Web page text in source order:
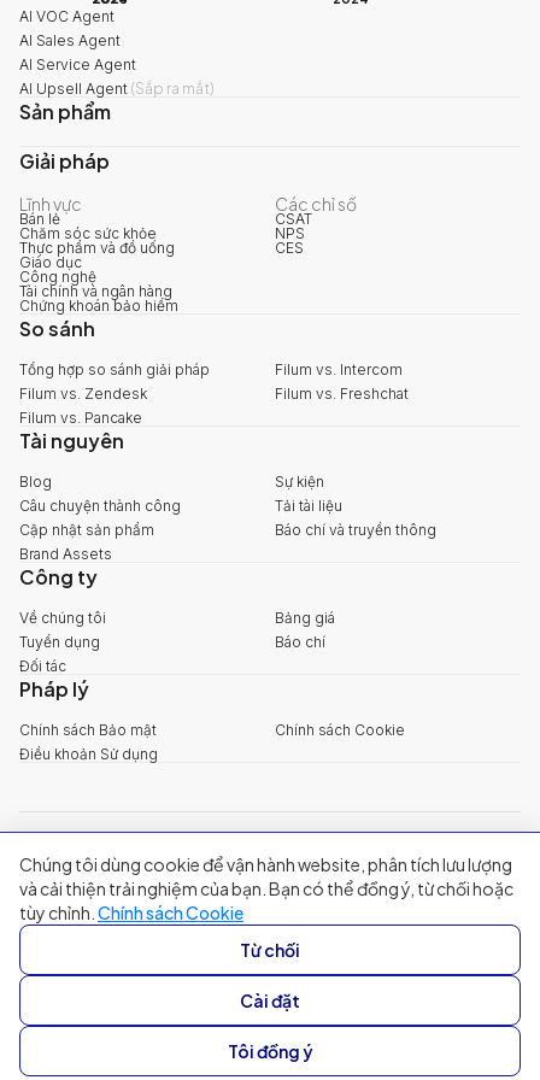
AI VOC Agent
AI Sales Agent
AI Service Agent
AI Upsell Agent (Sắp ra mắt)
Sản phẩm
Giải pháp
Lĩnh vực
Bán lẻ
Chăm sóc sức khỏe
Thực phẩm và đồ uống
Giáo dục
Công nghệ
Tài chính và ngân hàng
Chứng khoán bảo hiểm
Các chỉ số
CSAT
NPS
CES
So sánh
Tổng hợp so sánh giải pháp
Filum vs. Intercom
Filum vs. Zendesk
Filum vs. Freshchat
Filum vs. Pancake
Tài nguyên
Blog
Sự kiện
Câu chuyện thành công
Tải tài liệu
Cập nhật sản phẩm
Báo chí và truyền thông
Brand Assets
Công ty
Về chúng tôi
Bảng giá
Tuyển dụng
Báo chí
Đối tác
Pháp lý
Chính sách Bảo mật
Chính sách Cookie
Điều khoản Sử dụng
+84 888 18 1313
Trụ sở chính: Tầng 03, 65-67 Đường B4, Khu đô thị Sala, Phường An
Khánh, TP Hồ Chí Minh
Singapore
20A Tanjong Pagar Road, Singapore
© 2024 Filum Inc. All rights reserved.
Chúng tôi dùng cookie để vận hành website, phân tích lưu lượng
và cải thiện trải nghiệm của bạn. Bạn có thể đồng ý, từ chối hoặc
tùy chỉnh. Chính sách Cookie
Từ chối
Cài đặt
Tôi đồng ý